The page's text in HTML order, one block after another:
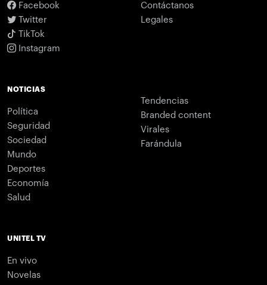
Facebook
Twitter
TikTok
Instagram
Contáctanos
Legales
NOTICIAS
Política
Seguridad
Sociedad
Mundo
Deportes
Economía
Salud
Tendencias
Branded content
Virales
Farándula
UNITEL TV
En vivo
Novelas